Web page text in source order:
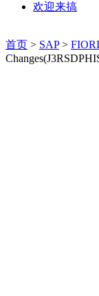
欢迎来搞
首页 > SAP> FIORI